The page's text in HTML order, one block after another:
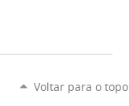
Voltar para o topo